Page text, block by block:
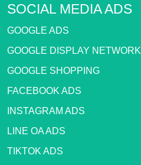
SOCIAL MEDIA ADS
GOOGLE ADS
GOOGLE DISPLAY NETWORK
GOOGLE SHOPPING
FACEBOOK ADS
INSTAGRAM ADS
LINE OA ADS
TIKTOK ADS